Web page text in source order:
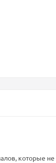
которые